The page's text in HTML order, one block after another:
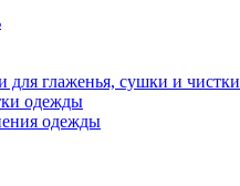
для глаженья, сушки и чистки
одежды
одежды